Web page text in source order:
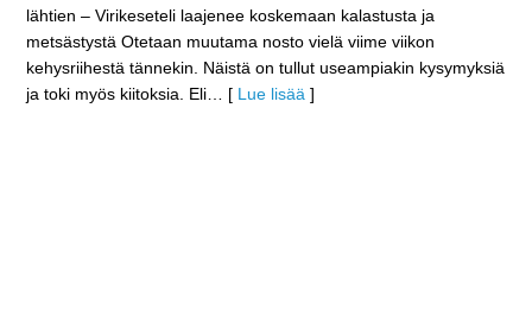
lähtien – Virikeseteli laajenee koskemaan kalastusta ja
metsästystä Otetaan muutama nosto vielä viime viikon
kehysriihestä tännekin. Näistä on tullut useampiakin kysymyksiä
ja toki myös kiitoksia. Eli … [ Lue lisää ]